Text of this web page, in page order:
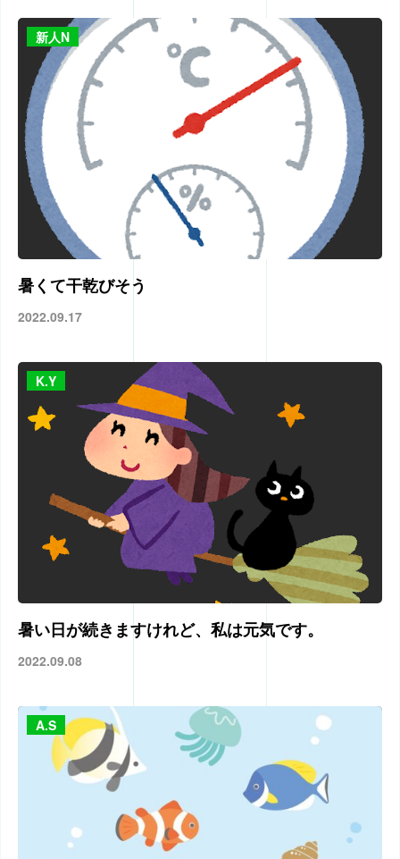
暑くて干乾びそう
2022.09.17
新人N
暑い日が続きますけれど、私は元気です。
2022.09.08
K.Y
A.S